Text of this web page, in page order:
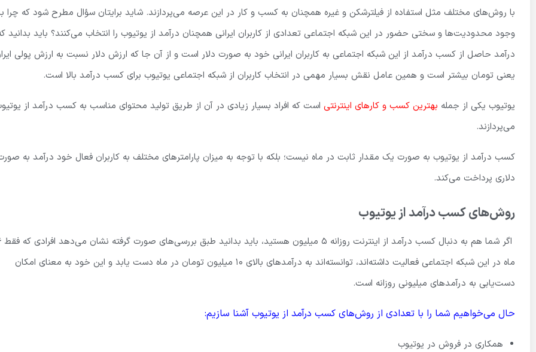
با روش‌های مختلف مثل استفاده از فیلترشکن و غیره همچنان به کسب و کار در این عرصه می‌پردازند. شاید برایتان سؤال مطرح شود که چرا
وجود محدودیت‌ها و سختی حضور در این شبکه اجتماعی تعدادی از کاربران ایرانی همچنان درآمد از یوتیوب را انتخاب می‌کنند؟ باید بدانید
درآمد حاصل از کسب درآمد از این شبکه اجتماعی به کاربران ایرانی خود به صورت دلار است و از آن جا که ارزش دلار نسبت به ارزش پولی
یعنی تومان بیشتر است و همین عامل نقش بسیار مهمی در انتخاب کاربران از شبکه اجتماعی یوتیوب برای کسب درآمد بالا است.
یوتیوب یکی از جمله بهترین کسب و کارهای اینترنتی است که افراد بسیار زیادی در آن از طریق تولید محتوای مناسب به کسب درآمد از
می‌پردازند.
کسب درآمد از یوتیوب به صورت یک مقدار ثابت در ماه نیست؛ بلکه با توجه به میزان پارامترهای مختلف به کاربران فعال خود درآمد به
دلاری پرداخت می‌کند.
روش‌های کسب درآمد از یوتیوب
اگر شما هم به دنبال کسب
ماه در این شبکه اجتماعی فعالیت داشته‌اند، توانسته‌اند به درآمدهای بالای ۱۰ میلیون تومان در ماه دست یابد و این خود به معنای امکان
دست‌یابی به درآمدهای میلیونی روزانه است.
حال می‌خواهیم شما را با تعدادی از روش‌های کسب درآمد از یوتیوب آشنا سازیم:
همکاری در فروش در یوتیوب